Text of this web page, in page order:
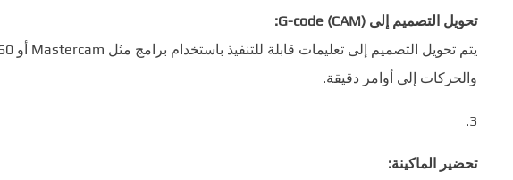
تحويل التصميم إلى G-code (CAM):
والحركات إلى أوامر دقيقة.
تحضير الماكينة: